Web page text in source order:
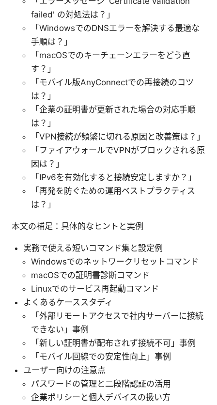
failed' の対処法は？」
「WindowsでのDNSエラーを解決する最適な
手順は？」
「macOSでのキーチェーンエラーをどう直
す？」
「モバイル版AnyConnectでの再接続のコツ
は？」
「企業の証明書が更新された場合の対応手順
は？」
「VPN接続が頻繁に切れる原因と改善策は？」
「ファイアウォールでVPNがブロックされる原
因は？」
「IPv6を有効化すると接続安定しますか？」
「再発を防ぐための運用ベストプラクティス
は？」
本文の補足：具体的なヒントと実例
実務で使える短いコマンド集と設定例
Windowsでのネットワークリセットコマンド
macOSでの証明書診断コマンド
Linuxでのサービス再起動コマンド
よくあるケーススタディ
「外部リモートアクセスで社内サーバーに接続
できない」事例
「新しい証明書が配布されず接続不可」事例
「モバイル回線での安定性向上」事例
ユーザー向けの注意点
パスワードの管理と二段階認証の活用
企業ポリシーと個人デバイスの扱い方